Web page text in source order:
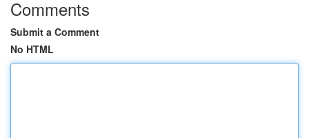
Comments
Submit a Comment
No HTML